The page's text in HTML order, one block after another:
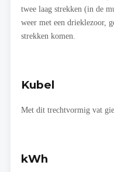
twee laag strekken (in de
weer met een drieklezoor,
strekken komen.
Kubel
Met dit trechtvormig vat
kWh